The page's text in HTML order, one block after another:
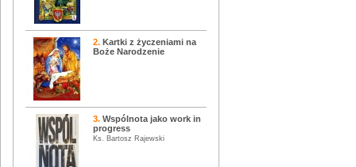
2. Kartki z życzeniami na
Boże Narodzenie
3. Wspólnota jako work in
progress
Ks. Bartosz Rajewski